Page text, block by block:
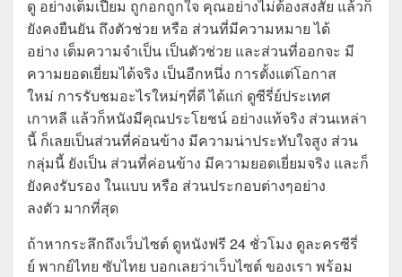
ดู อย่างเต็มเปี่ยม ถูกอกถูกใจ คุณอย่างไม่ต้องสงสัย แล้วก็
ยังคงยืนยัน ถึงตัวช่วย หรือ ส่วนที่มีความหมาย ได้
อย่าง เต็มความจำเป็น เป็นตัวช่วย และส่วนที่ออกจะ มี
ความยอดเยี่ยมได้จริง เป็นอีกหนึ่ง การตั้งแต่โอกาส
ใหม่ การรับชมอะไรใหม่ๆที่ดี ได้แก่ ดูซีรี่ย์ประเทศ
เกาหลี แล้วก็หนังมีคุณประโยชน์ อย่างแท้จริง ส่วนเหล่า
นี้ ก็เลยเป็นส่วนที่ค่อนข้าง มีความน่าประทับใจสูง ส่วน
กลุ่มนี้ ยังเป็น ส่วนที่ค่อนข้าง มีความยอดเยี่ยมจริง และก็
ยังคงรับรอง ในแบบ หรือ ส่วนประกอบต่างๆอย่าง
ลงตัว มากที่สุด
ถ้าหากระลึกถึงเว็บไซต์ ดูหนังฟรี 24 ชั่วโมง ดูละครซีรี่
ย์ พากย์ไทย ซับไทย บอกเลยว่าเว็บไซต์ ของเรา พร้อม